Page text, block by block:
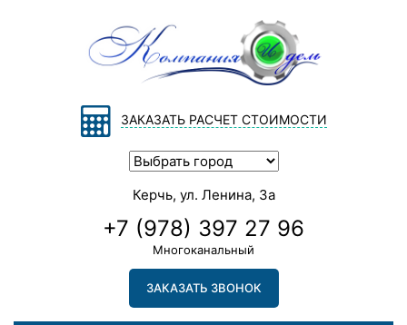
ЗАКАЗАТЬ РАСЧЕТ СТОИМОСТИ
Керчь, ул. Ленина, 3а
+7 (978) 397 27 96
Многоканальный
ЗАКАЗАТЬ ЗВОНОК